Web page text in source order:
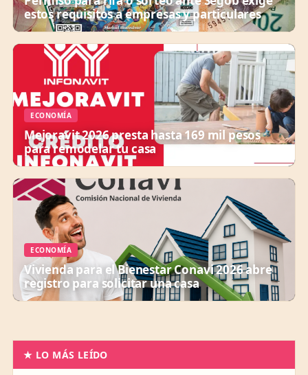
estos requisitos a empresas y particulares
ECONOMÍA
Mejoravit 2026 presta hasta 169 mil pesos
para remodelar tu casa
ECONOMÍA
Vivienda para el Bienestar Conavi 2026 abre
registro para solicitar una casa
★ LO MÁS LEÍDO